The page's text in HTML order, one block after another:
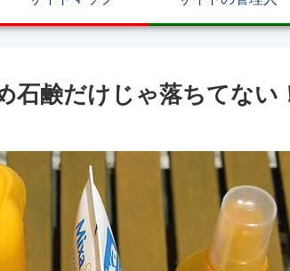
石鹸だけじゃ落ちてない